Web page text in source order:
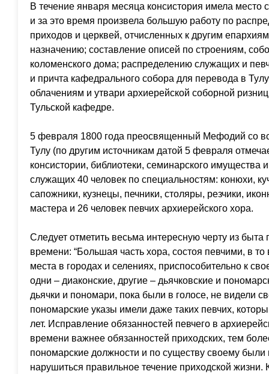
В течение января месяца консистория имела место
и за это время произвела большую работу по
приходов и церквей, отчисленных к другим
назначению; составление описей по строениям,
коломенского дома; распределению служащих и
и причта кафедрального собора для перевода в
облачениям и утвари архиерейской соборной
Тульской кафедре.
5 февраля 1800 года преосвященный Мефодий со
Тулу (по другим источникам датой 5 февраля
консистории, библиотеки, семинарского имущества
служащих 40 человек по специальностям: конюхи,
сапожники, кузнецы, печники, столяры, резчики,
мастера и 26 человек певчих архиерейского хора.
Следует отметить весьма интересную черту из быта
времени: “Большая часть хора, состоя певчими, в
места в городах и селениях, приспособительно к
одни – диаконские, другие – дьячковские и
дьячки и пономари, пока были в голосе, не видели
пономарские указы имели даже таких певчих,
лет. Исправление обязанностей певчего в
времени важнее обязанностей приходских, тем
пономарские должности и по существу своему были
нарушиться правильное течение приходской жизни.